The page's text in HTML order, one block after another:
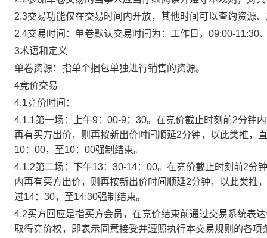
2.3交易功能仅在交易时间内开放，其他时间可以查询资源
2.4交易时间：单卷默认交易时间为：工作日，09:00-11:30
3术语和定义
单卷资源：指单个捆包单独进行销售的资源。
4竞价交易
4.1竞价时间：
4.1.1第一场：上午9：00-9：30。在竞价截止时刻前2分钟
再有买方出价，则再按新出价时间顺延2分钟，以此类推，
10：00，至10：00强制结束。
4.1.2第二场：下午13：30-14：00。在竞价截止时刻前2分
内再有买方出价，则再按新出价时间顺延2分钟，以此类推
过14：30，至14:30强制结束。
4.2买方回应是指买方会员，在竞价结束前通过交易系统表
取得竞价权，即表示同意接受并遵照执行本交易规则的各